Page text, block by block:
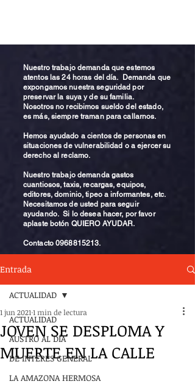
Nuestro trabajo demanda que estemos
atentos las 24 horas del día. Demanda que
expongamos nuestra seguridad por
preservar la suya y de su familia.
Nosotros no recibimos sueldo del estado,
es más, siempre traman para callarnos.
Hemos ayudado a cientos de personas en
situaciones de vulnerabilidad o a ejercer su
derecho al reclamo.
Nuestro trabajo demanda gastos
cuantiosos, taxis, recargas, equipos,
editores, dominio, tipeo a informantes, etc.
Necesitamos de usted para seguir
ayudando. Si lo desea hacer, por favor
aplaste botón QUIERO AYUDAR.
Contacto0968815213.
Entrada
ACTUALIDAD
AUSTRO AL DÍA
DE INTERÉS GENERAL
LA AMAZONA HERMOSA
ACTUALIDAD
JOVEN SE DESPLOMA Y
MUERTE EN LA CALLE
1 jun 2021 1 min de lectura